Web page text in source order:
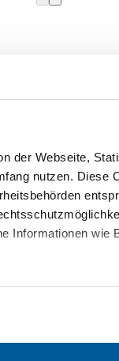
der Webseite,
nutzen.
Informationen wie